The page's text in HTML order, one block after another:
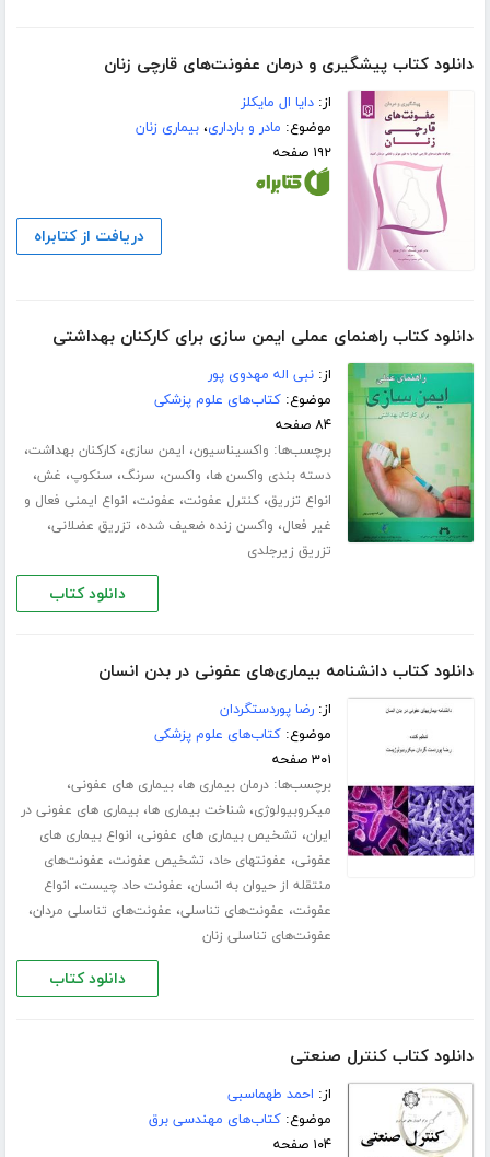
دانلود کتاب پیشگیری و درمان عفونت‌های قارچی زنان
از:دایا ال مایکلز
موضوع: مادر و بارداری،بیماری زنان
۱۹۲ صفحه
دریافت از کتابراه
دانلود کتاب راهنمای عملی ایمن سازی برای کارکنان بهداشتی
از:نبی اله مهدوی پور
موضوع:کتاب‌های علوم پزشکی
۸۴ صفحه
برچسب‌ها: واکسیناسیون، ایمن سازی،کارکنان بهداشت،
دسته بندی واکسن ها، واکسن، سرنگ، سنکوپ، غش،
انواع تزریق،کنترل عفونت، عفونت، انواع ایمنی فعال و
غیر فعال، واکسن زنده ضعیف شده، تزریق عضلانی،
تزریق زیرجلدی
دانلود کتاب
دانلود کتاب دانشنامه بیماری‌های عفونی در بدن انسان
از:رضا پوردستگردان
موضوع:کتاب‌های علوم پزشکی
۳۰۱ صفحه
برچسب‌ها:درمان بیماری ها،بیماری های عفونی،
میکروبیولوژی،شناخت بیماری ها،بیماری های عفونی در
ایران، تشخیص بیماری های عفونی، انواع بیماری های
عفونی، عفونتهای حاد، تشخیص عفونت، عفونت‌های
منتقله از حیوان به انسان، عفونت حاد چیست، انواع
عفونت، عفونت‌های تناسلی، عفونت‌های تناسلی مردان،
عفونت‌های تناسلی زنان
دانلود کتاب
دانلود کتاب کنترل صنعتی
از: احمد طهماسبی
موضوع:کتاب‌های مهندسی برق
۱۰۴ صفحه